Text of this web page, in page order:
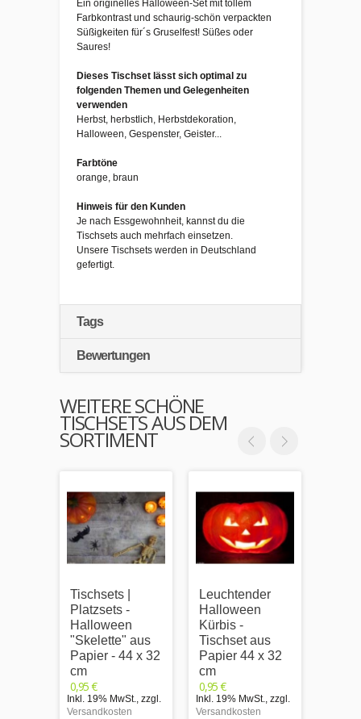
Ein originelles Halloween-Set mit tollem
Farbkontrast und schaurig-schön verpackten
Süßigkeiten für´s Gruselfest! Süßes oder
Saures!
Dieses Tischset lässt sich optimal zu
folgenden Themen und Gelegenheiten
verwenden
Herbst, herbstlich, Herbstdekoration,
Halloween, Gespenster, Geister...
Farbtöne
orange, braun
Hinweis für den Kunden
Je nach Essgewohnheit, kannst du die
Tischsets auch mehrfach einsetzen.
Unsere Tischsets werden in Deutschland
gefertigt.
Tags
Bewertungen
WEITERE SCHÖNE
TISCHSETS AUS DEM
SORTIMENT
Tischsets |
Platzsets -
Halloween
"Skelette" aus
Papier - 44 x 32
cm
0,95 €
Inkl. 19% MwSt., zzgl.
Versandkosten
Leuchtender
Halloween
Kürbis -
Tischset aus
Papier 44 x 32
cm
0,95 €
Inkl. 19% MwSt., zzgl.
Versandkosten